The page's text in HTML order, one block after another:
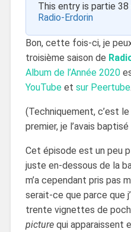
This entry is partie
Radio-Erdorin
Bon, cette fois-ci, je
troisième saison de
Album de l’Année 2020
YouTubeet sur Peertube.
(Techniquement, c’est
premier, je l’avais baptisé
Cet épisode est un peu
juste en-dessous de la
m’a cependant pris pas
serait-ce que parce que
trente vignettes de
picturequi apparaissent